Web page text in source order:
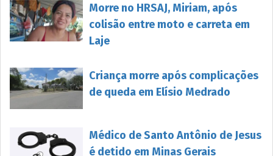
Morre no HRSAJ, Miriam, após
colisão entre moto e carreta em
Laje
Criança morre após complicações
de queda em Elísio Medrado
Médico de Santo Antônio de Jesus
é detido em Minas Gerais